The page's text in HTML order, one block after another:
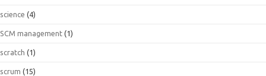
science (4)
SCM management (1)
scratch (1)
scrum (15)